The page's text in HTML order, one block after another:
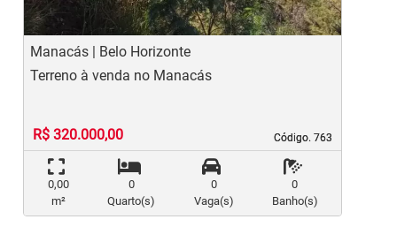
Manacás | Belo Horizonte
Código. 763
Código. 763
Terreno à venda no Manacás
R$ 320.000,00
0,00
m²
0
Quarto(s)
0
Vaga(s)
0
Banho(s)